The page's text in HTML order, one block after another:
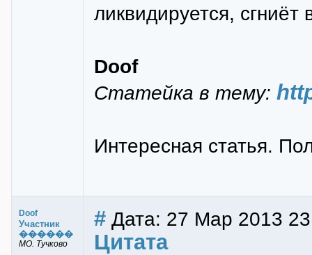
ликвидируется, сгниёт
Doof
Статейка в тему:
Интересная статья.
Doof
Участник
������
МО. Тучково
# Дата: 27 Мар 2013
Цитата